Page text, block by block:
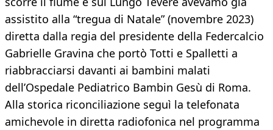
assistito alla “tregua di Natale” (novembre 2023)
diretta dalla regia del presidente della Federcalcio
Gabrielle Gravina che portò Totti e Spalletti a
riabbracciarsi davanti ai bambini malati
dell’Ospedale Pediatrico Bambin Gesù di Roma.
Alla storica riconciliazione seguì la telefonata
amichevole in diretta radiofonica nel programma